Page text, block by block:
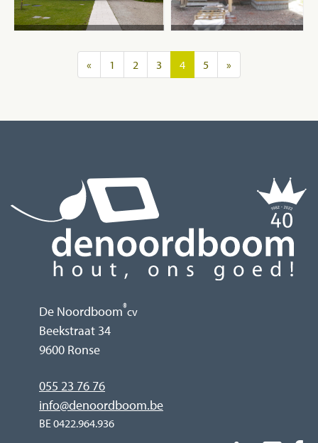
« 1 2 3 4 5 »
De Noordboom®cv
Beekstraat 34
9600 Ronse
055 23 76 76
info@denoordboom.be
BE 0422.964.936